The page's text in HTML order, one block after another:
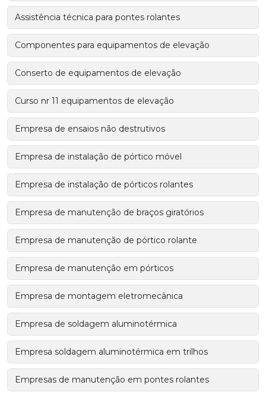
Assistência técnica para pontes rolantes
Componentes para equipamentos de elevação
Conserto de equipamentos de elevação
Curso nr 11 equipamentos de elevação
Empresa de ensaios não destrutivos
Empresa de instalação de pórtico móvel
Empresa de instalação de pórticos rolantes
Empresa de manutenção de braços giratórios
Empresa de manutenção de pórtico rolante
Empresa de manutenção em pórticos
Empresa de montagem eletromecânica
Empresa de soldagem aluminotérmica
Empresa soldagem aluminotérmica em trilhos
Empresas de manutenção em pontes rolantes